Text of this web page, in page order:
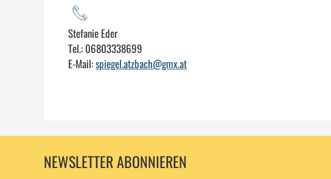
Stefanie Eder
Tel.: 06803338699
E-Mail:spiegel.atzbach@gmx.at
NEWSLETTER ABONNIEREN